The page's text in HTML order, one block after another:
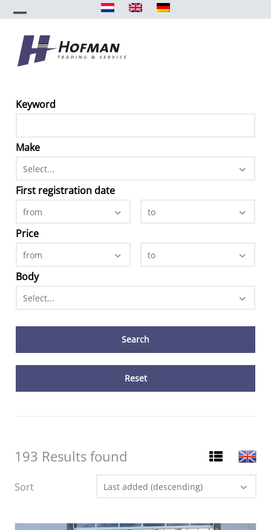
to
content
mobile
menu
mobile
menu
Keyword
Make
Select...
First registration date
from to
Price
from to
Body
Select...
Reset
193 Results found
Sort Last added (descending)